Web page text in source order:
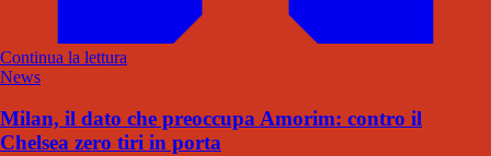
Continua la lettura
News
Milan, il dato che preoccupa Amorim: contro il
Chelsea zero tiri in porta